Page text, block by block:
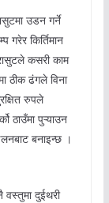
उडन गर्ने
गरेर किर्तिमान
कसरी काम
ठीक ढंगले विना
रुपले
ठाउँमा पुऱ्याउन
बनाइन्छ ।
वस्तुमा दुईथरी